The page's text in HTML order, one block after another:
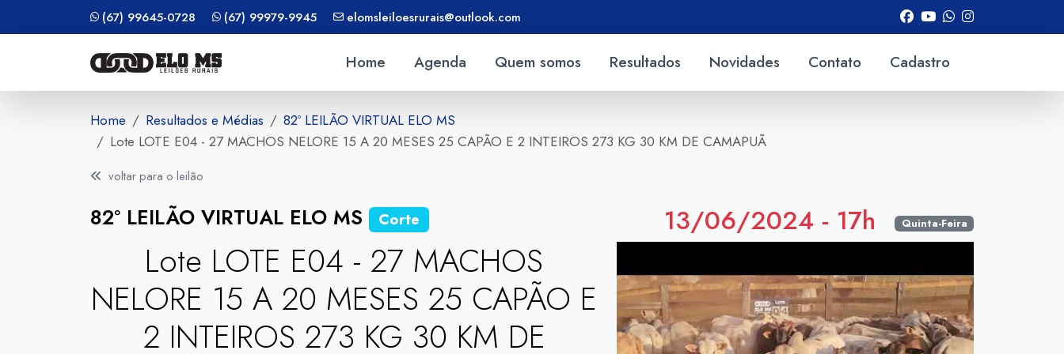
(67) 99645-0728 (67) 99979-9945 elomsleiloesrurais@outlook.com
Home Agenda Quem somos Resultados Novidades Contato Cadastro
Home Resultados e Médias
82º LEILÃO VIRTUAL ELO MS
Lote LOTE E04 - 27 MACHOS NELORE 15 A 20 MESES 25 CAPÃO E 2 INTEIROS 273 KG 30 KM DE CAMAPUÃ
voltar para o leilão
82º LEILÃO VIRTUAL ELO MS Corte 13/06/2024 - 17h Quinta-Feira
Lote LOTE E04 - 27 MACHOS
NELORE 15 A 20 MESES 25 CAPÃO E
2 INTEIROS 273 KG 30 KM DE